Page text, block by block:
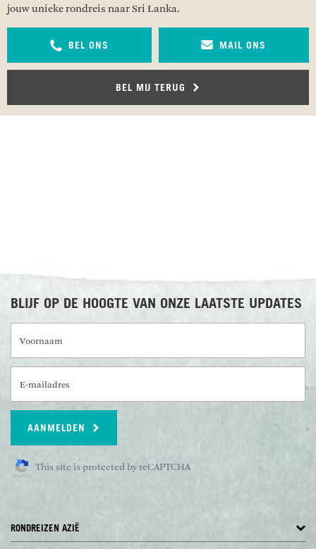
jouw unieke rondreis naar Sri Lanka.
BEL ONS MAIL ONS
BEL MIJ TERUG
BLIJF OP DE HOOGTE VAN ONZE LAATSTE UPDATES
AANMELDEN
This site is protected by reCAPTCHA
RONDREIZEN AZIË